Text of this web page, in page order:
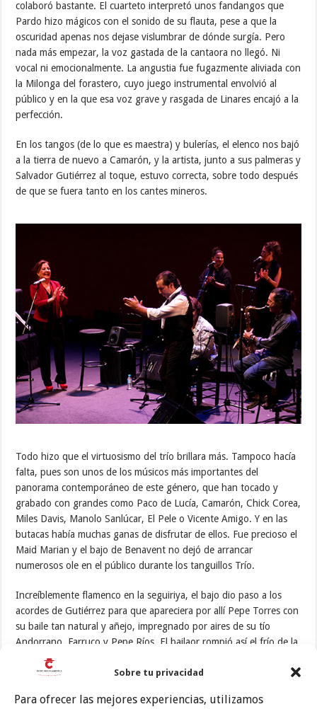
Sobre tu privacidad
Para ofrecer las mejores experiencias, utilizamos
colaboró bastante. El cuarteto interpretó unos fandangos que
Pardo hizo mágicos con el sonido de su flauta, pese a que la
oscuridad apenas nos dejase vislumbrar de dónde surgía. Pero
nada más empezar, la voz gastada de la cantaora no llegó. Ni
vocal ni emocionalmente. La angustia fue fugazmente aliviada con
la Milonga del forastero, cuyo juego instrumental envolvió al
público y en la que esa voz grave y rasgada de Linares encajó a la
perfección.
En los tangos (de lo que es maestra) y bulerías, el elenco nos bajó
a la tierra de nuevo a Camarón, y la artista, junto a sus palmeras y
Salvador Gutiérrez al toque, estuvo correcta, sobre todo después
de que se fuera tanto en los cantes mineros.
Todo hizo que el virtuosismo del trío brillara más. Tampoco hacía
falta, pues son unos de los músicos más importantes del
panorama contemporáneo de este género, que han tocado y
grabado con grandes como Paco de Lucía, Camarón, Chick Corea,
Miles Davis, Manolo Sanlúcar, El Pele o Vicente Amigo. Y en las
butacas había muchas ganas de disfrutar de ellos. Fue precioso el
Maid Marian y el bajo de Benavent no dejó de arrancar
numerosos ole en el público durante los tanguillos Trío.
Increíblemente flamenco en la seguiriya, el bajo dio paso a los
acordes de Gutiérrez para que apareciera por allí Pepe Torres con
su baile tan natural y añejo, impregnado por aires de su tío
Andorrano, Farruco y Pepe Ríos. El bailaor rompió así el frío de la
noche, y quiso hacerlo también en las bulerías junto al saxo de
Pardo. Un fin de fiesta flamenco que equilibró el recital y dio en